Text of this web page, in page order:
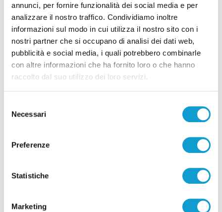
annunci, per fornire funzionalità dei social media e per
analizzare il nostro traffico. Condividiamo inoltre
informazioni sul modo in cui utilizza il nostro sito con i
nostri partner che si occupano di analisi dei dati web,
pubblicità e social media, i quali potrebbero combinarle
con altre informazioni che ha fornito loro o che hanno
raccolto dal suo utilizzo dei loro servizi.
delNecessari
Preferenze
Statistiche
Marketing
Pubblicità